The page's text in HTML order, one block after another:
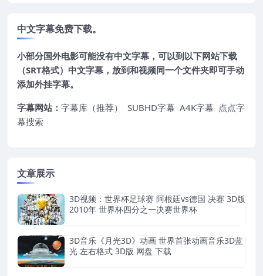
中文字幕免费下载。
小部分国外电影可能没有中文字幕，可以到以下网站下载
（SRT格式）中文字幕，放到和视频同一个文件夹即可手动
添加外挂字幕。
字幕网站： 字幕库（推荐） SUBHD字幕 A4K字幕 点点字
幕搜索
文章展示
3D视频：世界杯足球赛 阿根廷vs德国 决赛 3D版
2010年 世界杯四分之一决赛世界杯
3D音乐《月光3D》动画 世界首张动画音乐3D蓝
光 左右格式 3D版 网盘 下载